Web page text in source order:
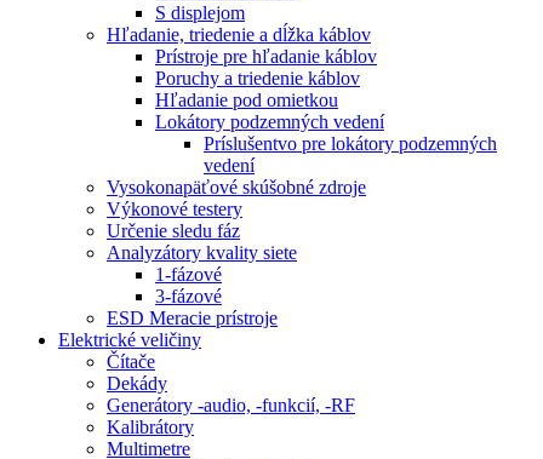
S displejom
Hľadanie, triedenie a dĺžka káblov
Prístroje pre hľadanie káblov
Poruchy a triedenie káblov
Hľadanie pod omietkou
Lokátory podzemných vedení
Príslušentvo pre lokátory podzemných
vedení
Vysokonapäťové skúšobné zdroje
Výkonové testery
Určenie sledu fáz
Analyzátory kvality siete
1-fázové
3-fázové
ESD Meracie prístroje
Elektrické veličiny
Čítače
Dekády
Generátory -audio, -funkcií, -RF
Kalibrátory
Multimetre